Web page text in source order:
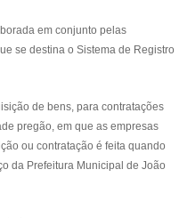
em conjunto pelas
se destina o Sistema de Registro
de bens, para contratações
pregão, em que as empresas
ou contratação é feita quando
da Prefeitura Municipal de João